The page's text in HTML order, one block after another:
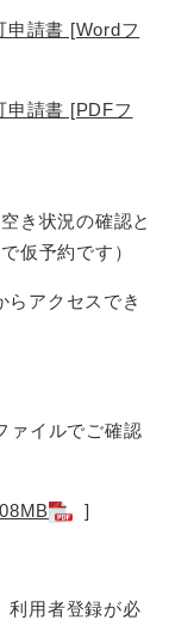
申請書 [Wordフ
申請書 [PDFフ
き状況の確認と
仮予約です）
アクセスでき
イルでご確認
]
用者登録が必